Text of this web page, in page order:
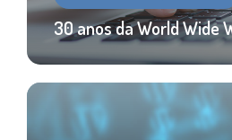
30 anos da World Wide